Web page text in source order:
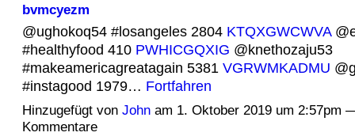
bvmcyezm
@ughokoq54 #losangeles 2804 KTQXGWCWVA
#healthyfood 410 PWHICGQXIG @knethozaju53
#makeamericagreatagain 5381 VGRWMKADMU
#instagood 1979… Fortfahren
Hinzugefügt von Johnam 1. Oktober 2019 um 2:57pm
Kommentare